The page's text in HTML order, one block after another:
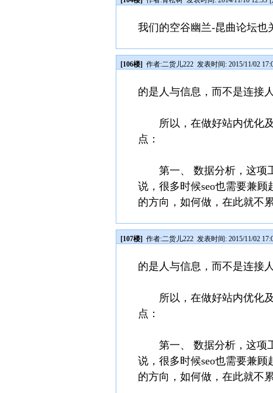
我们的空谷幽兰-昆曲论坛也
[106楼] 作者:二货儿222 发表时间: 2015/11/02
的是人与信息，而不是连接
所以，在做好站内优化及
点：
第一、 数据分析，这项工
说，很多时候seo也需要兼
的方向，如何做，在此就不
[107楼] 作者:二货儿222 发表时间: 2015/11/02
的是人与信息，而不是连接
所以，在做好站内优化及
点：
第一、 数据分析，这项工
说，很多时候seo也需要兼
的方向，如何做，在此就不